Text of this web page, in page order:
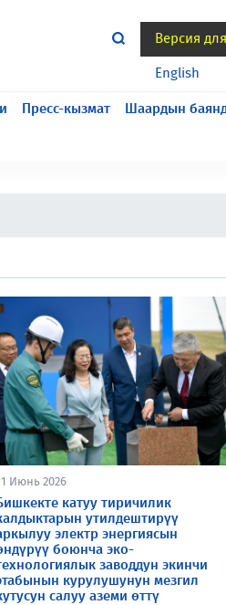
Версия
English
Пресс-кызмат Шаардын
Июнь 2026
катуу тиричилик
утилдештирүү
электр энергиясын
боюнча эко-
заводдун экинчи
курулушунун мезгил
салуу аземи өттү